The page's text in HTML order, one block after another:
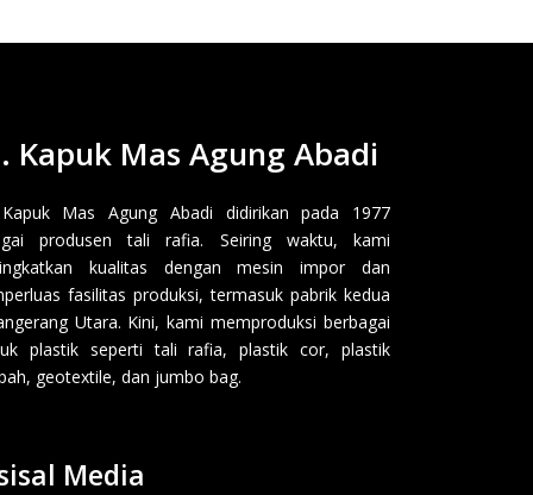
Kapuk Mas Agung Abadi
Mas Agung Abadi didirikan pada 1977
produsen tali rafia. Seiring waktu, kami
kualitas dengan mesin impor dan
fasilitas produksi, termasuk pabrik kedua
Utara. Kini, kami memproduksi berbagai
plastik seperti tali rafia, plastik cor, plastik
geotextile, dan jumbo bag.
Media